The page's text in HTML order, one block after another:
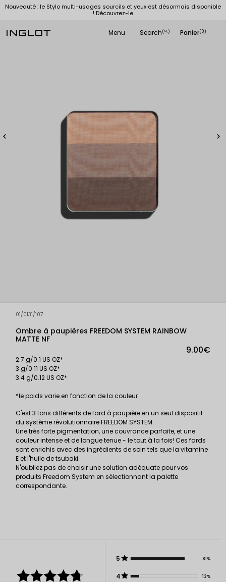
Nouveauté : le Stylo multi-usages sourcils et yeux est désormais disponible
! Découvrez-le
Menu Search(
search ) Panier(0)
 
01/0131/107
Ombre à paupières FREEDOM SYSTEM RAINBOW
MATTE NF
9.00€
2.7 g/0.1 US OZ*
3 g/0.11 US OZ*
3.4 g/0.12 US OZ*
*le poids varie en fonction de la couleur
C'est 3 tons différents de fard à paupière en un seul dispositif
du système révolutionnaire FREEDOM SYSTEM.
Une très forte pigmentation, une couvrance parfaite, et une
couleur intense et de longue tenue - le tout à la fois! Ces fards
sont enrichis avec des ingrédients de soin tels que la vitamine
E et l'huile de tsubaki.
N'oubliez pas de choisir une solution adéquate pour vos
produits Freedom System en sélectionnant la palette
correspondante.
5 81%
4 13%